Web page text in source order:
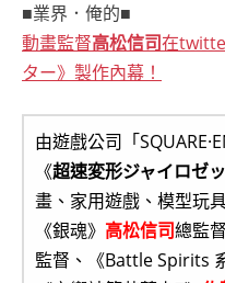
■業界．俺的■
動畫監督高松信司在
ター》製作內幕！
由遊戲公司「
《超速変形ジャイロゼ
畫、家用遊戲、模型玩
《銀魂》 高松信司總監
監督、《Battle Spirits